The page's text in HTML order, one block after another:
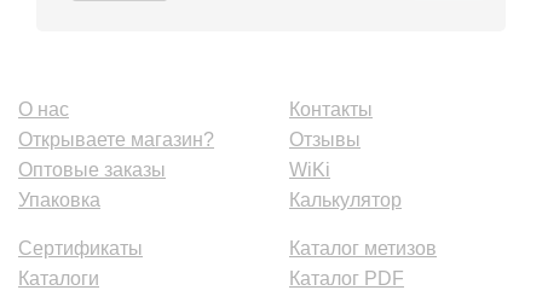
О нас
Открываете магазин?
Оптовые заказы
Упаковка
Контакты
Отзывы
WiKi
Калькулятор
Сертификаты
Каталоги
Каталог метизов
Каталог PDF